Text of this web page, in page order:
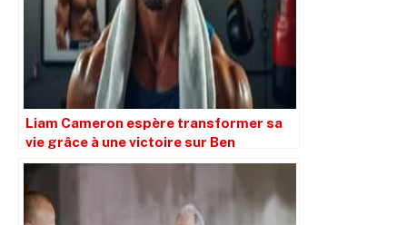
Liam Cameron espère transformer sa
vie grâce à une victoire sur Ben
Whittaker